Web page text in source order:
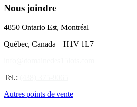
Nous joindre
4850 Ontario Est, Montréal
Québec, Canada – H1V 1L7
Tel.:
Autres points de vente